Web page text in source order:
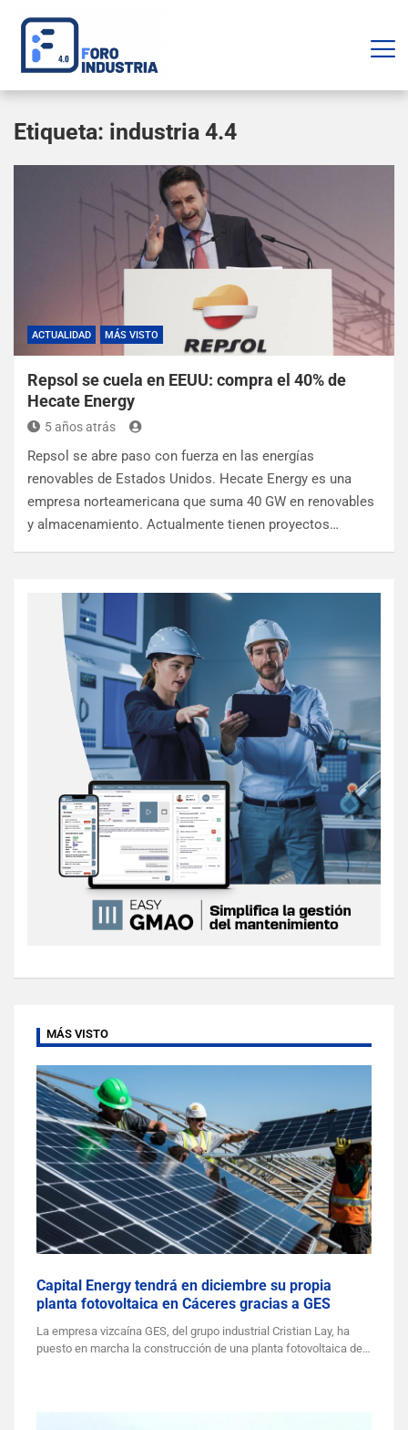
Etiqueta: industria 4.4
ACTUALIDAD MÁS VISTO
Repsol se cuela en EEUU: compra el 40% de
Hecate Energy
5 años atrás
Repsol se abre paso con fuerza en las energías
renovables de Estados Unidos. Hecate Energy es una
empresa norteamericana que suma 40 GW en renovables
y almacenamiento. Actualmente tienen proyectos…
MÁS VISTO
Capital Energy tendrá en diciembre su propia
planta fotovoltaica en Cáceres gracias a GES
La empresa vizcaína GES, del grupo industrial Cristian Lay, ha
puesto en marcha la construcción de una planta fotovoltaica de…